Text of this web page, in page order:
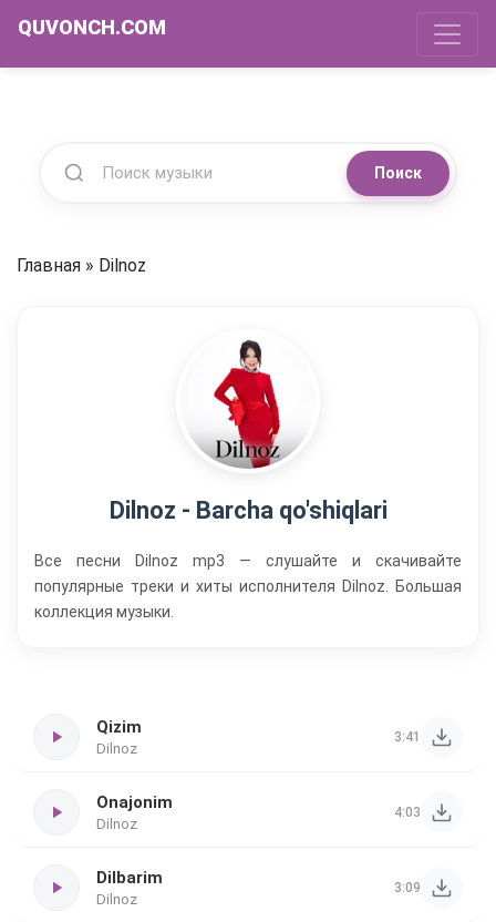
QUVONCH.COM
Поиск
Главная » Dilnoz
Dilnoz - Barcha qo'shiqlari
Все песни Dilnoz mp3 — слушайте и скачивайте
популярные треки и хиты исполнителя Dilnoz. Большая
коллекция музыки.
Qizim
Dilnoz
3:41
Onajonim
Dilnoz
4:03
Dilbarim
Dilnoz
3:09